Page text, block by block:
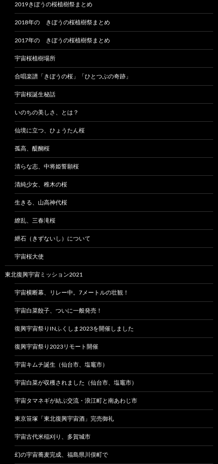
2019きぼうの桜植樹祭まとめ
2018年の きぼうの桜植樹祭まとめ
2017年の きぼうの桜植樹祭まとめ
宇宙桜植樹場所
合唱楽譜「きぼうの桜」「ひとつぶの奇跡」
宇宙桜誕生秘話
いのちの美しさ、とは？
仙境に立つ、ひょうたん桜
孤高、醍醐桜
清らな志、中将姫誓願桜
清純少女、稚木の桜
生きる、山高神代桜
繚乱、三春滝桜
紲石（きずないし）について
宇宙桜大使
東北復興宇宙ミッション2021
宇宙横断幕、リレー中。7メートルの壮観！
宇宙白菜餃子、ついに一般発売！
復興宇宙祭りINふくしま2023を開催しました
復興宇宙祭り2023リモート開催
宇宙キムチ誕生（仙台市、塩竈市）
宇宙白菜が収穫されました（仙台市、塩竈市）
宇宙タマネギが結ぶ交流・浪江町と南あわじ市
東京笹塚「東北復興宇宙酒」完売御礼
宇宙古代米稲刈り、多賀城市
幻の宇宙蕎麦完成、福島県川俣町で